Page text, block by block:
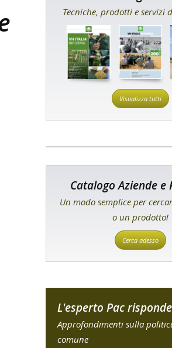
Tecniche, prodotti e servizi
Visualizza tutti
Catalogo Aziende
Un modo semplice per
o un prodotto!
Cerca adesso
L'esperto Pac risponde
Approfondimenti sulla
comune